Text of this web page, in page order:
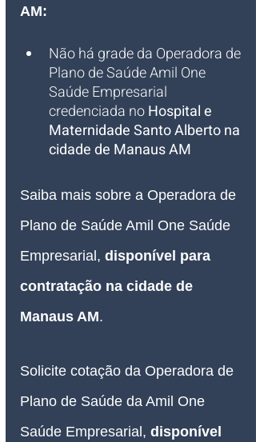
AM:
Não há grade da Operadora de
Plano de Saúde Amil One
Saúde Empresarial
credenciada no Hospital e
Maternidade Santo Alberto na
cidade de Manaus AM
Saiba mais sobre a Operadora de
Plano de Saúde Amil One Saúde
Empresarial, disponível para
contratação na cidade de
Manaus AM.
Solicite cotação da Operadora de
Plano de Saúde da Amil One
Saúde Empresarial, disponível